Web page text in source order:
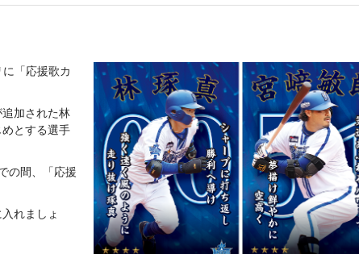
「応援歌カ
加された林
とする選手
の間、「応援
れましょ